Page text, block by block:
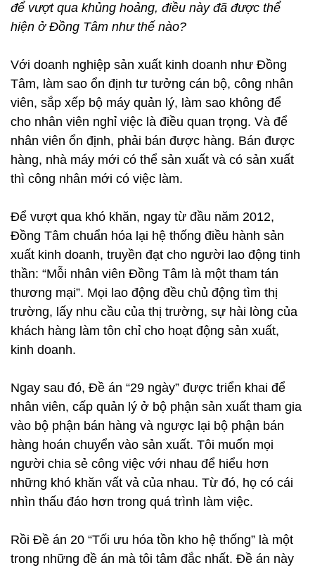
để vượt qua khủng hoảng, điều này đã được thể
hiện ở Đồng Tâm như thế nào?
Với doanh nghiệp sản xuất kinh doanh như Đồng
Tâm, làm sao ổn định tư tưởng cán bộ, công nhân
viên, sắp xếp bộ máy quản lý, làm sao không để
cho nhân viên nghỉ việc là điều quan trọng. Và để
nhân viên ổn định, phải bán được hàng. Bán được
hàng, nhà máy mới có thể sản xuất và có sản xuất
thì công nhân mới có việc làm.
Để vượt qua khó khăn, ngay từ đầu năm 2012,
Đồng Tâm chuẩn hóa lại hệ thống điều hành sản
xuất kinh doanh, truyền đạt cho người lao động tinh
thần: “Mỗi nhân viên Đồng Tâm là một tham tán
thương mại”. Mọi lao động đều chủ động tìm thị
trường, lấy nhu cầu của thị trường, sự hài lòng của
khách hàng làm tôn chỉ cho hoạt động sản xuất,
kinh doanh.
Ngay sau đó, Đề án “29 ngày” được triển khai để
nhân viên, cấp quản lý ở bộ phận sản xuất tham gia
vào bộ phận bán hàng và ngược lại bộ phận bán
hàng hoán chuyển vào sản xuất. Tôi muốn mọi
người chia sẻ công việc với nhau để hiểu hơn
những khó khăn vất vả của nhau. Từ đó, họ có cái
nhìn thấu đáo hơn trong quá trình làm việc.
Rồi Đề án 20 “Tối ưu hóa tồn kho hệ thống” là một
trong những đề án mà tôi tâm đắc nhất. Đề án này